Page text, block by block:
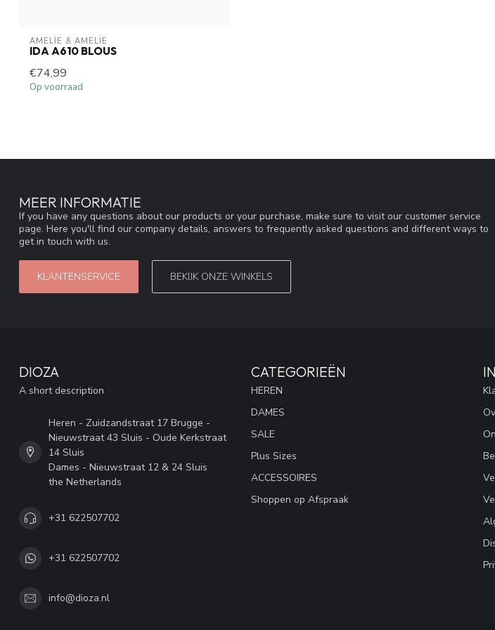
AMELIE & AMELIE
IDA A610 BLOUS
€74,99
Op voorraad
MEER INFORMATIE
If you have any questions about our products or your purchase, make sure to visit our customer service
page. Here you'll find our company details, answers to frequently asked questions and different ways to
get in touch with us.
KLANTENSERVICE BEKIJK ONZE WINKELS
DIOZA
A short description
Heren - Zuidzandstraat 17 Brugge -
Nieuwstraat 43 Sluis - Oude Kerkstraat
14 Sluis
Dames - Nieuwstraat 12 & 24 Sluis
the Netherlands
+31 622507702
+31 622507702
info@dioza.nl
CATEGORIEËN
HEREN
DAMES
SALE
Plus Sizes
ACCESSOIRES
Shoppen op Afspraak